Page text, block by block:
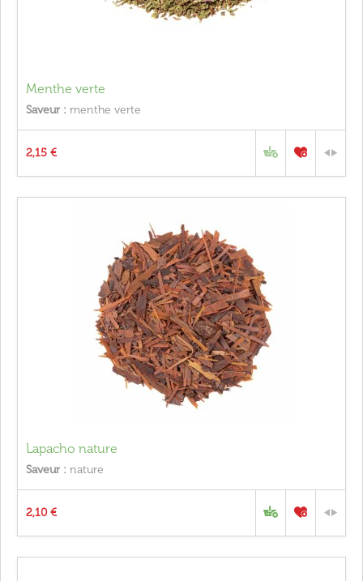
Menthe verte
Saveur : menthe verte
2,15 €
Lapacho nature
Saveur : nature
2,10 €